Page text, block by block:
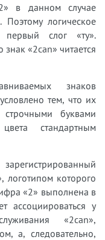
в данном случае
логическое
слог «ту».
знак «2can» читается
знаков
тем, что их
буквами
стандартным
логотипом которого
«2» выполнена в
ассоциироваться у
«2can»,
а, следовательно,